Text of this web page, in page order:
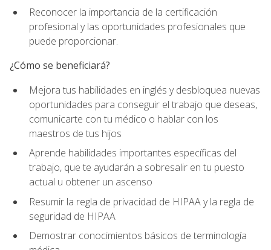
Reconocer la importancia de la certificación
profesional y las oportunidades profesionales que
puede proporcionar.
¿Cómo se beneficiará?
Mejora tus habilidades en inglés y desbloquea nuevas
oportunidades para conseguir el trabajo que deseas,
comunicarte con tu médico o hablar con los
maestros de tus hijos
Aprende habilidades importantes específicas del
trabajo, que te ayudarán a sobresalir en tu puesto
actual u obtener un ascenso
Resumir la regla de privacidad de HIPAA y la regla de
seguridad de HIPAA
Demostrar conocimientos básicos de terminología